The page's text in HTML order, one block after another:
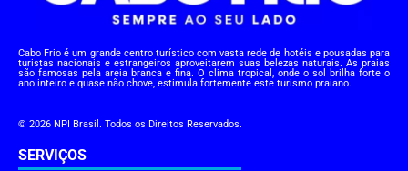
Cabo Frio é um grande centro turístico com vasta rede de hotéis e pousadas para
turistas nacionais e estrangeiros aproveitarem suas belezas naturais. As praias
são famosas pela areia branca e fina. O clima tropical, onde o sol brilha forte o
ano inteiro e quase não chove, estimula fortemente este turismo praiano.
© 2026 NPI Brasil. Todos os Direitos Reservados.
SERVIÇOS